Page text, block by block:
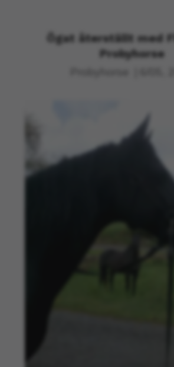
Ögat återställt med
Probyhorse